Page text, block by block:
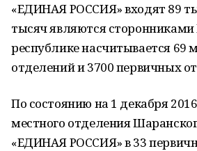
«ЕДИНАЯ РОССИЯ» входят 89
тысяч являются
республике насчитывается 69
отделений и 3700 первичных
По состоянию на 1 декабря
местного отделения
«ЕДИНАЯ РОССИЯ» в 33